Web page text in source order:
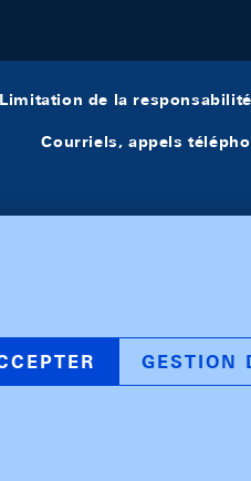
Limitation de la responsabilité
Courriels, appels
GESTION